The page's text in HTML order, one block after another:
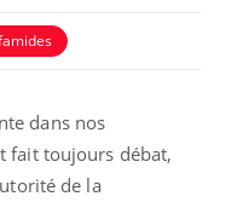
dans nos
fait toujours débat,
de la